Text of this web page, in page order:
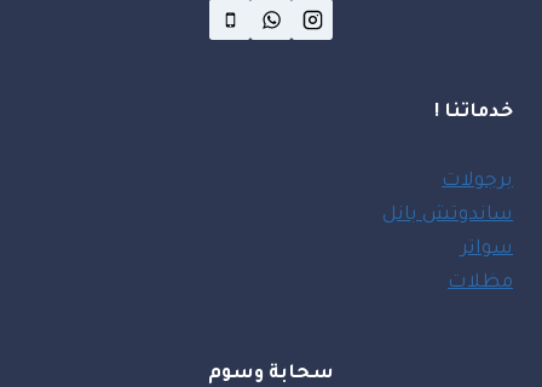
خدماتنا !
برجولات
ساندوتش بانل
سواتر
مظلات
سحابة وسوم